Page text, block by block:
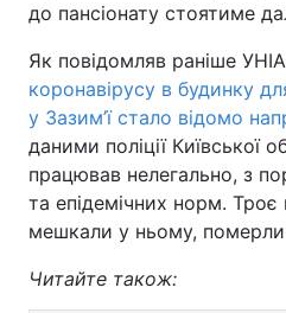
до пансіонату стоятиме
Як повідомляв раніше
коронавірусу в будинку
у Зазим’ї стало відомо
даними поліції Київської
працював нелегально, з
та епідемічних норм. Троє
мешкали у ньому, померли
Читайте також: